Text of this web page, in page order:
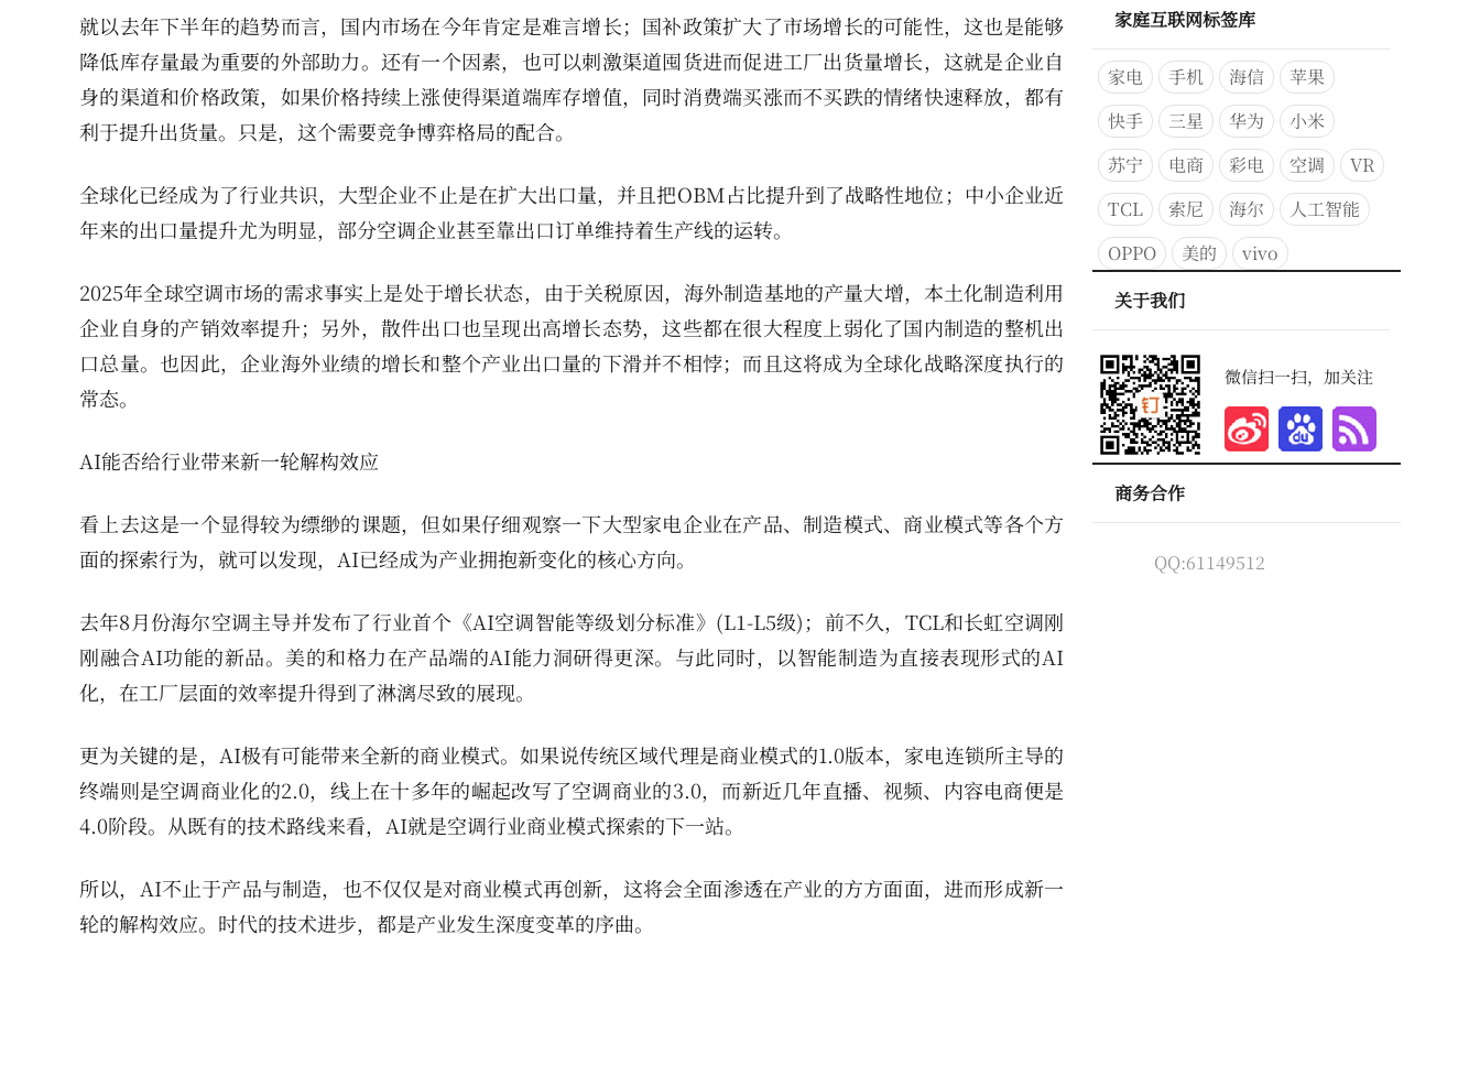
就以去年下半年的趋势而言，国内市场在今年肯定是难言增长；国补政策扩大了市场增长的可能性，这也是能够
降低库存量最为重要的外部助力。还有一个因素，也可以刺激渠道囤货进而促进工厂出货量增长，这就是企业自
身的渠道和价格政策，如果价格持续上涨使得渠道端库存增值，同时消费端买涨而不买跌的情绪快速释放，都有
利于提升出货量。只是，这个需要竞争博弈格局的配合。
全球化已经成为了行业共识，大型企业不止是在扩大出口量，并且把OBM占比提升到了战略性地位；中小企业近
年来的出口量提升尤为明显，部分空调企业甚至靠出口订单维持着生产线的运转。
2025年全球空调市场的需求事实上是处于增长状态，由于关税原因，海外制造基地的产量大增，本土化制造利用
企业自身的产销效率提升；另外，散件出口也呈现出高增长态势，这些都在很大程度上弱化了国内制造的整机出
口总量。也因此，企业海外业绩的增长和整个产业出口量的下滑并不相悖；而且这将成为全球化战略深度执行的
常态。
AI能否给行业带来新一轮解构效应
看上去这是一个显得较为缥缈的课题，但如果仔细观察一下大型家电企业在产品、制造模式、商业模式等各个方
面的探索行为，就可以发现，AI已经成为产业拥抱新变化的核心方向。
去年8月份海尔空调主导并发布了行业首个《AI空调智能等级划分标准》(L1-L5级)；前不久，TCL和长虹空调刚
刚融合AI功能的新品。美的和格力在产品端的AI能力洞研得更深。与此同时，以智能制造为直接表现形式的AI
化，在工厂层面的效率提升得到了淋漓尽致的展现。
更为关键的是，AI极有可能带来全新的商业模式。如果说传统区域代理是商业模式的1.0版本，家电连锁所主导的
终端则是空调商业化的2.0，线上在十多年的崛起改写了空调商业的3.0，而新近几年直播、视频、内容电商便是
4.0阶段。从既有的技术路线来看，AI就是空调行业商业模式探索的下一站。
所以，AI不止于产品与制造，也不仅仅是对商业模式再创新，这将会全面渗透在产业的方方面面，进而形成新一
轮的解构效应。时代的技术进步，都是产业发生深度变革的序曲。
家庭互联网标签库
家电 手机 海信
苹果
快手
三星 华为
小米
苏宁
电商 彩电 空调
VR
TCL
索尼 海尔
人工智能
OPPO
美的
vivo
关于我们
微信扫一扫，加关注
商务合作
QQ:61149512